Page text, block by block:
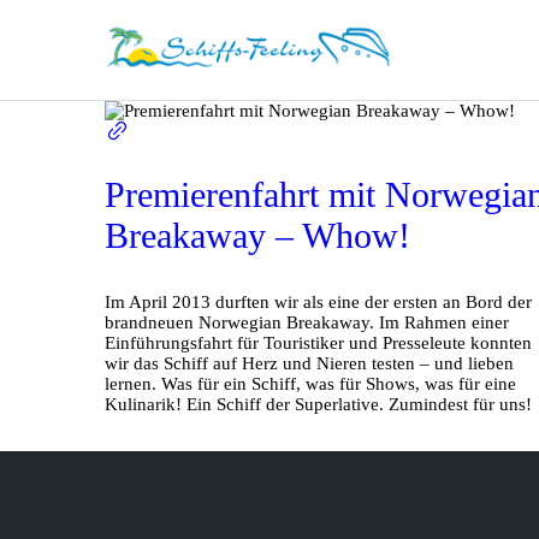
Premierenfahrt mit
Breakaway – Whow!
Im April 2013 durften wir als eine der ersten an Bord der
brandneuen Norwegian Breakaway. Im Rahmen einer
Einführungsfahrt für Touristiker und Presseleute konnten
wir das Schiff auf Herz und Nieren testen – und lieben
lernen. Was für ein Schiff, was für Shows, was für eine
Kulinarik! Ein Schiff der Superlative. Zumindest für uns!